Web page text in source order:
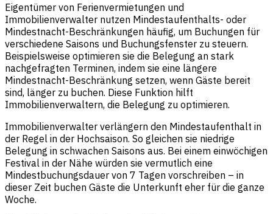
Eigentümer von Ferienvermietungen und
Immobilienverwalter nutzen Mindestaufenthalts- oder
Mindestnacht-Beschränkungen häufig, um Buchungen für
verschiedene Saisons und Buchungsfenster zu steuern.
Beispielsweise optimieren sie die Belegung an stark
nachgefragten Terminen, indem sie eine längere
Mindestnacht-Beschränkung setzen, wenn Gäste bereit
sind, länger zu buchen. Diese Funktion hilft
Immobilienverwaltern, die Belegung zu optimieren.
Immobilienverwalter verlängern den Mindestaufenthalt in
der Regel in der Hochsaison. So gleichen sie niedrige
Belegung in schwachen Saisons aus. Bei einem einwöchigen
Festival in der Nähe würden sie vermutlich eine
Mindestbuchungsdauer von 7 Tagen vorschreiben – in
dieser Zeit buchen Gäste die Unterkunft eher für die ganze
Woche.